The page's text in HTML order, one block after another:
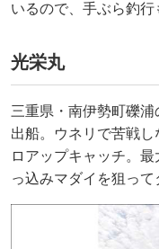
いるので、手ぶら釣行
光栄丸
三重県・南伊勢町礫浦
出船。ウネリで苦戦
ロアップキャッチ。
っ込みマダイを狙って